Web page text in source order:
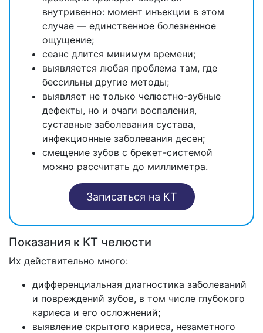
внутривенно: момент инъекции в этом
случае — единственное болезненное
ощущение;
сеанс длится минимум времени;
выявляется любая проблема там, где
бессильны другие методы;
выявляет не только челюстно-зубные
дефекты, но и очаги воспаления,
суставные заболевания сустава,
инфекционные заболевания десен;
смещение зубов с брекет-системой
можно рассчитать до миллиметра.
Записаться на КТ
Показания к КТ челюсти
Их действительно много:
дифференциальная диагностика заболеваний
и повреждений зубов, в том числе глубокого
кариеса и его осложнений;
выявление скрытого кариеса, незаметного